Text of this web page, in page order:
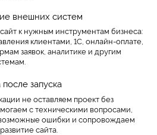
внешних систем
к нужным инструментам бизнеса:
клиентами, 1С, онлайн-оплате,
заявок, аналитике и другим
запуска
не оставляем проект без
с техническими вопросами,
ошибки и сопровождаем
сайта.